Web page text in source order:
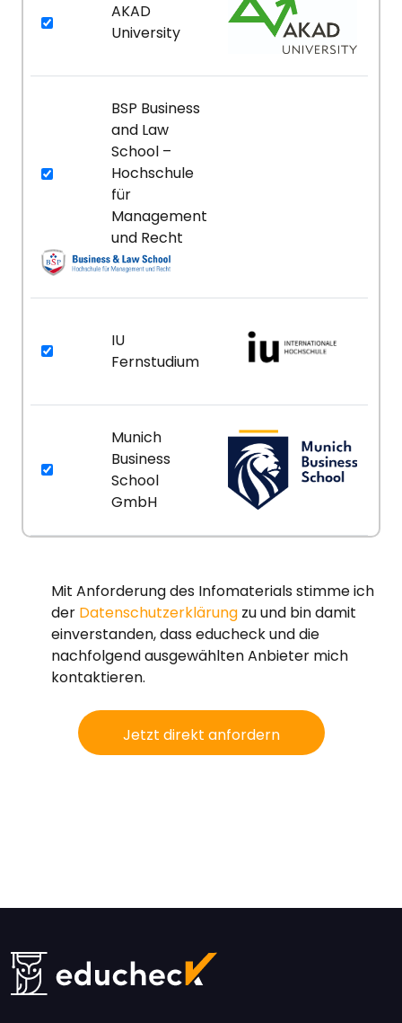
AKAD
University
BSP Business
and Law
School –
Hochschule
für
Management
und Recht
IU
Fernstudium
Munich
Business
School
GmbH
Mit Anforderung des Infomaterials stimme ich
der Datenschutzerklärung zu und bin damit
einverstanden, dass educheck und die
nachfolgend ausgewählten Anbieter mich
kontaktieren.
Jetzt direkt anfordern